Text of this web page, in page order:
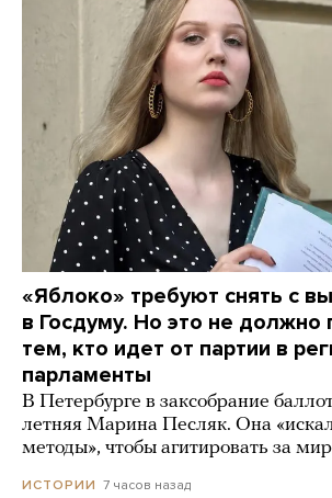
«Яблоко» требуют снять с
в Госдуму. Но это не должно
тем, кто идет от партии в
парламенты
В Петербурге в заксобрание
летняя Марина Песляк. Она
методы», чтобы агитировать за мир
ИСТОРИИ 7 часов назад